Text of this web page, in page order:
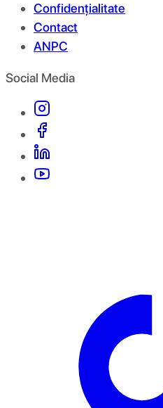
Confidențialitate
Contact
ANPC
Social Media